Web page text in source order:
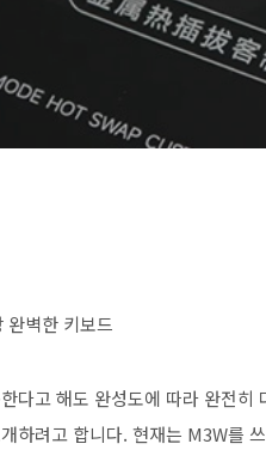
벽한 키보드
다고 해도 완성도에 따라 완전
하려고 합니다. 현재는 M3W를